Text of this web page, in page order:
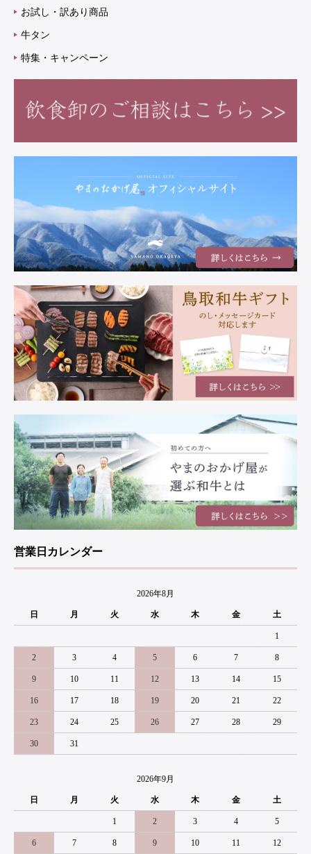
お試し・訳あり商品
牛タン
特集・キャンペーン
営業日カレンダー
2026年8月
日 月 火 水 木 金 土
1
2 3 4 5 6 7 8
9 10 11 12 13 14 15
16 17 18 19 20 21 22
23 24 25 26 27 28 29
30 31
2026年9月
日 月 火 水 木 金 土
1 2 3 4 5
6 7 8 9 10 11 12